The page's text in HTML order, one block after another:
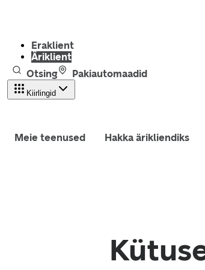
Eraklient
Äriklient
Otsing
Pakiautomaadid
Kiirlingid
Meie teenused Hakka ärikliendiks